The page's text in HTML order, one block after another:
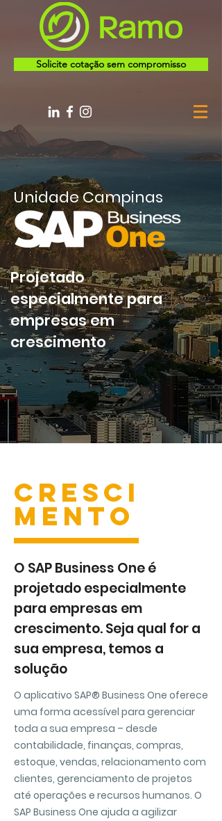
Solicite cotação sem compromisso
Unidade Campinas
Projetado
especialmente para
empresas em
crescimento
CRESCI
MENTO
O SAP Business One é
projetado especialmente
para empresas em
crescimento. Seja qual for a
sua empresa, temos a
solução
O aplicativo SAP® Business One oferece
uma forma acessível para gerenciar
toda a sua empresa – desde
contabilidade, finanças, compras,
estoque, vendas, relacionamento com
clientes, gerenciamento de projetos
até operações e recursos humanos. O
SAP Business One ajuda a agilizar